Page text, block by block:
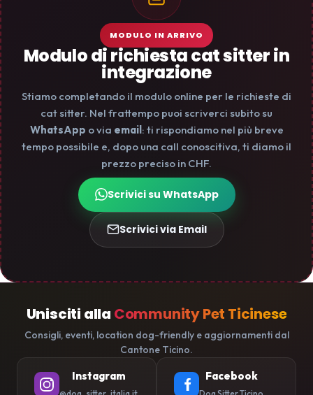
MODULO IN ARRIVO
Modulo di richiesta cat sitter in
integrazione
Stiamo completando il modulo online per le richieste di
cat sitter. Nel frattempo puoi scriverci subito su
WhatsApp o via email: ti rispondiamo nel più breve
tempo possibile e, dopo una call conoscitiva, ti diamo il
prezzo preciso in CHF.
Scrivici su WhatsApp
Scrivici via Email
Unisciti alla Community Pet Ticinese
Consigli, eventi, location dog-friendly e aggiornamenti dal
Cantone Ticino.
Instagram Facebook